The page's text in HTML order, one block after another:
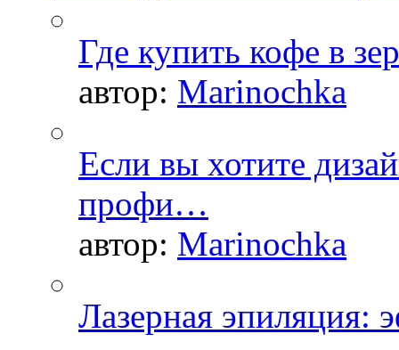
Где купить кофе в
автор: Marinochka
Если вы хотите
профи…
автор: Marinochka
Лазерная эпиляция: